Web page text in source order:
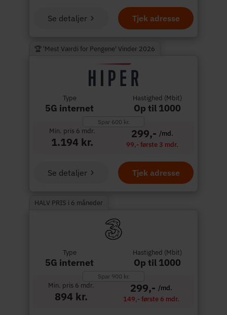
Tjek adresse
Se detaljer
🏆 'Mest Værdi for Pengene' Vinder 2026
Type
5G internet
Hastighed (Mbit)
Op til 1000
Spar 600 kr.
Min. pris 6 mdr.
1.194 kr.
299,- /md.
99,- første 3 mdr.
Tjek adresse
Se detaljer
HALV PRIS i 6 måneder
Type
5G internet
Hastighed (Mbit)
Op til 1000
Spar 900 kr.
Min. pris 6 mdr.
894 kr.
299,- /md.
149,- første 6 mdr.